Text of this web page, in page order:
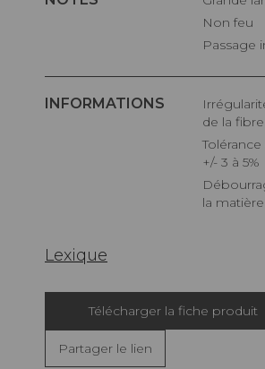
Non feu
Passage
INFORMATIONS
Irrégularités naturelles
de la fibre
Tolérance de production
+/- 3 à 5%
Débourrage naturel de
la matière
Lexique
Télécharger la fiche produit
Partager le lien